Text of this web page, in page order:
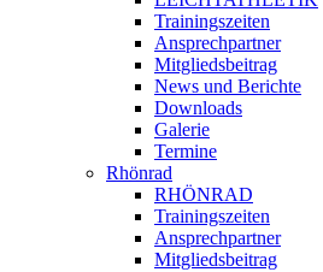
Trainingszeiten
Ansprechpartner
Mitgliedsbeitrag
News und Berichte
Downloads
Galerie
Termine
Rhönrad
RHÖNRAD
Trainingszeiten
Ansprechpartner
Mitgliedsbeitrag